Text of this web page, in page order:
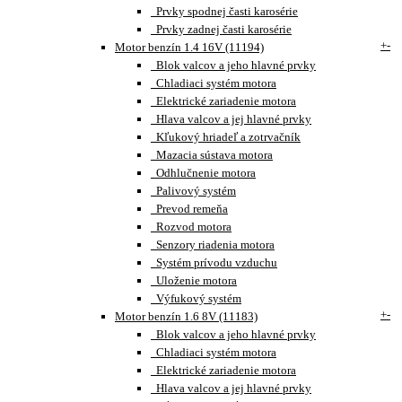
Prvky spodnej časti karosérie
Prvky zadnej časti karosérie
Motor benzín 1.4 16V (11194)
+-
Blok valcov a jeho hlavné prvky
Chladiaci systém motora
Elektrické zariadenie motora
Hlava valcov a jej hlavné prvky
Kľukový hriadeľ a zotrvačník
Mazacia sústava motora
Odhlučnenie motora
Palivový systém
Prevod remeňa
Rozvod motora
Senzory riadenia motora
Systém prívodu vzduchu
Uloženie motora
Výfukový systém
Motor benzín 1.6 8V (11183)
+-
Blok valcov a jeho hlavné prvky
Chladiaci systém motora
Elektrické zariadenie motora
Hlava valcov a jej hlavné prvky